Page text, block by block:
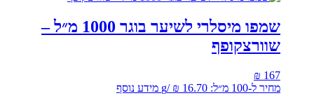
שמפו מיסלרי לשיער בוגר 1000 מ״ל –
שוורצקופף
₪ 167
מחיר ל-100 מ״ל:
₪ 16.70
/
g מידע נוסף